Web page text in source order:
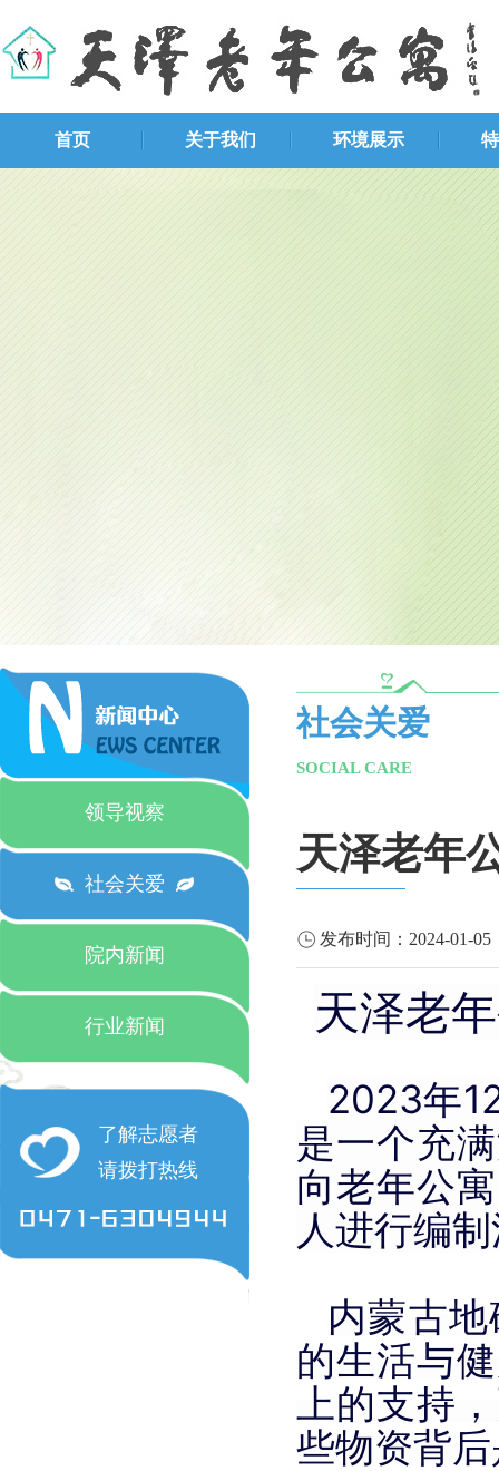
首页 关于我们 环境展示
领导视察
社会关爱
院内新闻
行业新闻
了解志愿者
请拨打热线
社会关爱
SOCIAL CARE
天泽老年
发布时间： 2024-01-05
天泽老
2023年
是一个充
向老年公
人进行编
内蒙古
的生活与
上的支持
些物资背